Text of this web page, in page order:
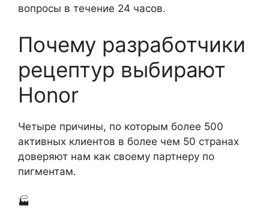
вопросы в течение 24 часов.
Почему разработчики
рецептур выбирают
Honor
Четыре причины, по которым более 500
активных клиентов в более чем 50 странах
доверяют нам как своему партнеру по
пигментам.
🏭